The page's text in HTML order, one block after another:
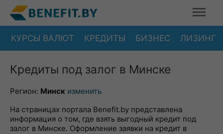
КУРСЫ ВАЛЮТ КРЕДИТЫ БИЗНЕС ЛИЗИНГ
Кредиты под залог в Минске
Регион: Минск изменить
На страницах портала Benefit.by представлена
информация о том, где взять выгодный кредит под
залог в Минске. Оформление заявки на кредит в